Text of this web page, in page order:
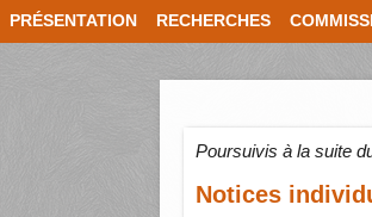
PRÉSENTATION RECHERCHES
Poursuivis à la suite
Notices